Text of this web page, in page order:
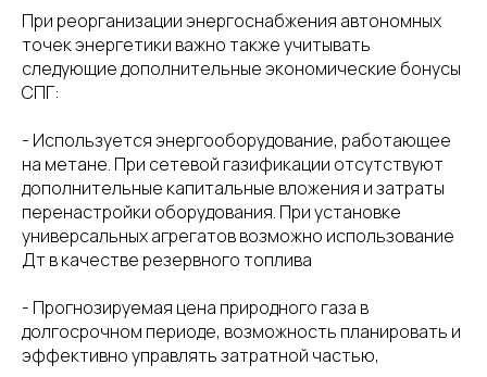
При реорганизации энергоснабжения автономных
точек энергетики важно также учитывать
следующие дополнительные экономические бонусы
СПГ:
- Используется энергооборудование, работающее
на метане. При сетевой газификации отсутствуют
дополнительные капитальные вложения и затраты
перенастройки оборудования. При установке
универсальных агрегатов возможно использование
Дт в качестве резервного топлива
- Прогнозируемая цена природного газа в
долгосрочном периоде, возможность планировать и
эффективно управлять затратной частью,